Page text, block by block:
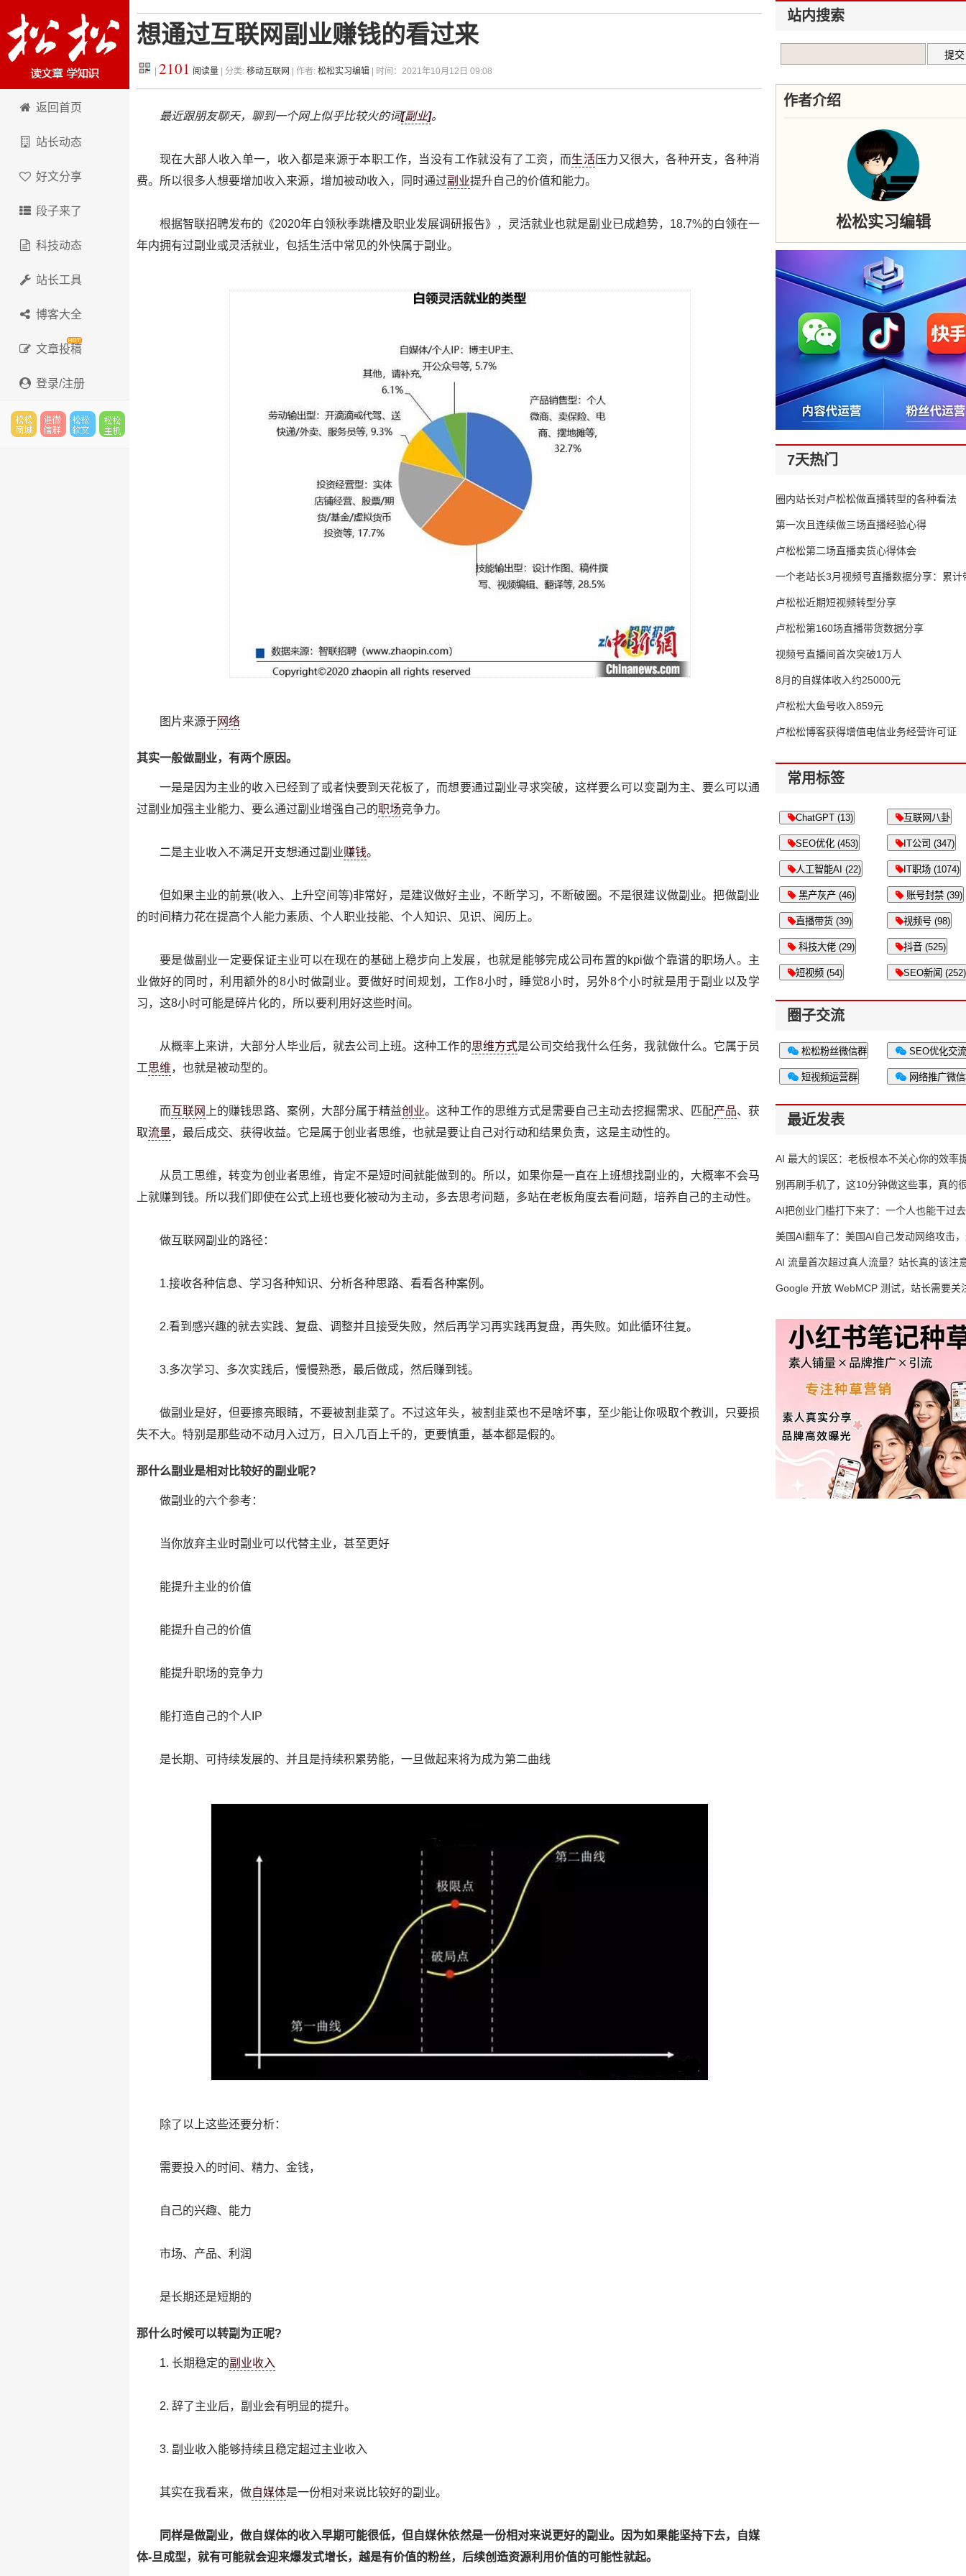
松松科技
返回首页
站长动态
好文分享
段子来了
科技动态
站长工具
博客大全
文章投稿
登录/注册
想通过互联网副业赚钱的看过来
2101 阅读量 | 分类: 移动互联网 | 作者: 松松实习编辑 | 时间：2021年10月12日 09:08
最近跟朋友聊天，聊到一个网上似乎比较火的词[副业]。
现在大部人收入单一，收入都是来源于本职工作，当没有工作就没有了工资，而生活压力又很大，各种开支，各种消
费。所以很多人想要增加收入来源，增加被动收入，同时通过副业提升自己的价值和能力。
根据智联招聘发布的《2020年白领秋季跳槽及职业发展调研报告》，灵活就业也就是副业已成趋势，18.7%的白领在一
年内拥有过副业或灵活就业，包括生活中常见的外快属于副业。
图片来源于网络
其实一般做副业，有两个原因。
一是是因为主业的收入已经到了或者快要到天花板了，而想要通过副业寻求突破，这样要么可以变副为主、要么可以通
过副业加强主业能力、要么通过副业增强自己的职场竞争力。
二是主业收入不满足开支想通过副业赚钱。
但如果主业的前景(收入、上升空间等)非常好，是建议做好主业，不断学习，不断破圈。不是很建议做副业。把做副业
的时间精力花在提高个人能力素质、个人职业技能、个人知识、见识、阅历上。
要是做副业一定要保证主业可以在现在的基础上稳步向上发展，也就是能够完成公司布置的kpi做个靠谱的职场人。主
业做好的同时，利用额外的8小时做副业。要做好时间规划，工作8小时，睡觉8小时，另外8个小时就是用于副业以及学
习，这8小时可能是碎片化的，所以要利用好这些时间。
从概率上来讲，大部分人毕业后，就去公司上班。这种工作的思维方式是公司交给我什么任务，我就做什么。它属于员
工思维，也就是被动型的。
而互联网 上的赚钱思路、案例，大部分属于精益创业。这种工作的思维方式是需要自己主动去挖掘需求、匹配产品、获
取流量，最后成交、获得收益。它是属于创业者思维，也就是要让自己对行动和结果负责，这是主动性的。
从员工思维，转变为创业者思维，肯定不是短时间就能做到的。所以，如果你是一直在上班想找副业的，大概率不会马
上就赚到钱。所以我们即使在公式上班也要化被动为主动，多去思考问题，多站在老板角度去看问题，培养自己的主动性。
做互联网副业的路径：
1.接收各种信息、学习各种知识、分析各种思路、看看各种案例。
2.看到感兴趣的就去实践、复盘、调整并且接受失败，然后再学习再实践再复盘，再失败。如此循环往复。
3.多次学习、多次实践后，慢慢熟悉，最后做成，然后赚到钱。
做副业是好，但要擦亮眼睛，不要被割韭菜了。不过这年头，被割韭菜也不是啥坏事，至少能让你吸取个教训，只要损
失不大。特别是那些动不动月入过万，日入几百上千的，更要慎重，基本都是假的。
那什么副业是相对比较好的副业呢?
做副业的六个参考：
当你放弃主业时副业可以代替主业，甚至更好
能提升主业的价值
能提升自己的价值
能提升职场的竞争力
能打造自己的个人IP
是长期、可持续发展的、并且是持续积累势能，一旦做起来将为成为第二曲线
除了以上这些还要分析：
需要投入的时间、精力、金钱，
自己的兴趣、能力
市场、产品、利润
是长期还是短期的
那什么时候可以转副为正呢?
1. 长期稳定的副业收入
2. 辞了主业后，副业会有明显的提升。
3. 副业收入能够持续且稳定超过主业收入
其实在我看来，做自媒体是一份相对来说比较好的副业。
同样是做副业，做自媒体的收入早期可能很低，但自媒休依然是一份相对来说更好的副业。因为如果能坚持下去，自媒
体-旦成型，就有可能就会迎来爆发式增长，越是有价值的粉丝，后续创造资源利用价值的可能性就起。
站内搜索
作者介绍
松松实习编辑
7天热门
圈内站长对卢松松做直播转型的各种看法
第一次且连续做三场直播经验心得
卢松松第二场直播卖货心得体会
一个老站长3月视频号直播数据分享：累计
65万
卢松松近期短视频转型分享
卢松松第160场直播带货数据分享
视频号直播间首次突破1万人
8月的自媒体收入约25000元
卢松松大鱼号收入859元
卢松松博客获得增值电信业务经营许可证
常用标签
ChatGPT (13) 互联网八卦
SEO优化 (453) IT公司 (347)
人工智能AI (22) IT职场 (1074)
黑产灰产 (46) 账号封禁 (39)
直播带货 (39) 视频号 (98)
科技大佬 (29) 抖音 (525)
短视频 (54) SEO新闻 (252)
圈子交流
松松粉丝微信群 SEO优化交
短视频运营群 网络推广微
最近发表
AI 最大的误区：老板根本不关心你的效率
别再刷手机了，这10分钟做这些事，真的
AI把创业门槛打下来了：一个人也能干过
人的活
美国AI翻车了：美国AI自己发动网络攻击
竟然靠中国AI帮忙善后
AI 流量首次超过真人流量？站长真的该注
Google 开放 WebMCP 测试，站长需要关